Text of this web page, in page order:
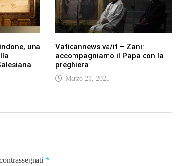
una
Vaticannews.va/it – Zani:
accompagniamo il Papa con la
preghiera
Marzo 21, 2025
*